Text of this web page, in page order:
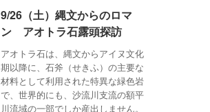
9/26（土）縄文からのロマ
ン アオトラ石露頭探訪
アオトラ石は、縄文からアイヌ文化
期以降に、石斧（せきふ）の主要な
材料として利用された特異な緑色岩
で、世界的にも、沙流川支流の額平
川流域の一部でしか産出しません。
9/26（土）縄文からのロマ
ン アオトラ石露頭探訪